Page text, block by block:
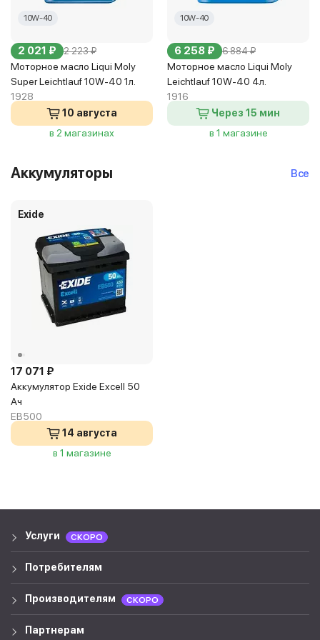
10W-40
2 021 ₽ 2 223 ₽
Моторное масло Liqui Moly
Super Leichtlauf 10W-40 1л.
1928
10 августа
в 2 магазинах
10W-40
6 258 ₽ 6 884 ₽
Моторное масло Liqui Moly
Leichtlauf 10W-40 4л.
1916
Через 15 мин
в 1 магазине
Аккумуляторы Все
Exide
17 071 ₽
Аккумулятор Exide Excell 50
Ач
EB500
14 августа
в 1 магазине
Услуги СКОРО
Потребителям
Производителям СКОРО
Партнерам